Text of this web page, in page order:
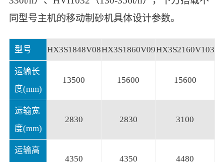
同型号主机的移动制砂机具体设计参数。
型号 HX3S1848V08HX3S1860V09HX3S2160V103
运输长
度(mm)
13500 15600 15600
运输宽
度(mm)
2830 2830 3100
运输高
4350
4350 4480